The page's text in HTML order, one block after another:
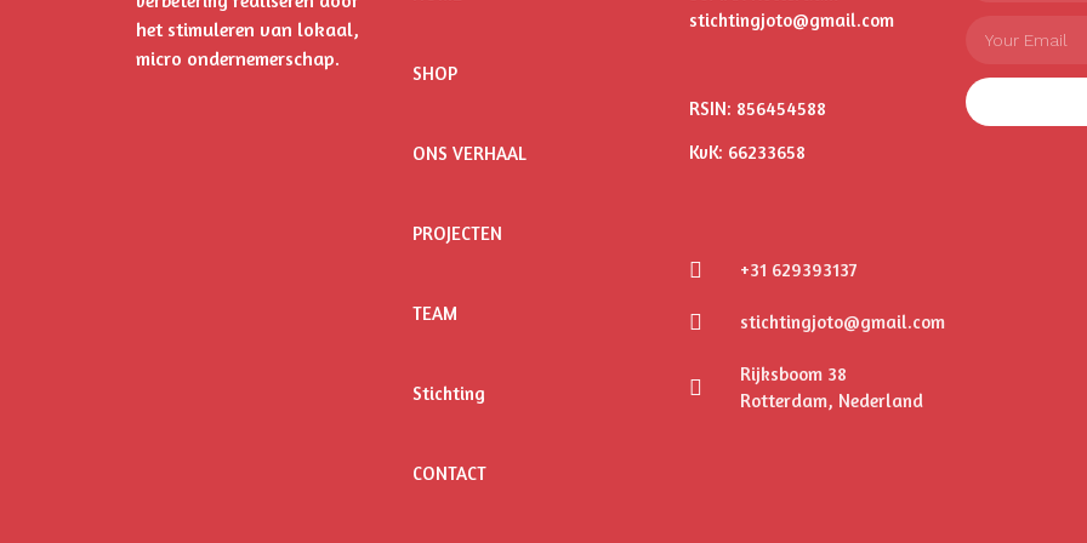
het stimuleren van lokaal,
micro ondernemerschap.
SHOP
ONS VERHAAL
PROJECTEN
TEAM
Stichting
CONTACT
stichtingjoto@gmail.com
RSIN: 856454588
KvK: 66233658
+31 629393137
stichtingjoto@gmail.com
Rijksboom 38
Rotterdam, Nederland